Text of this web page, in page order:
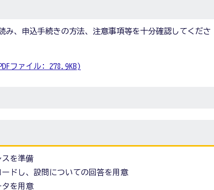
み、申込手続きの方法、注意事項等を十分確認してくださ
ファイル: 278.9KB)
スを準備
ドし、設問についての回答を用意
タを用意